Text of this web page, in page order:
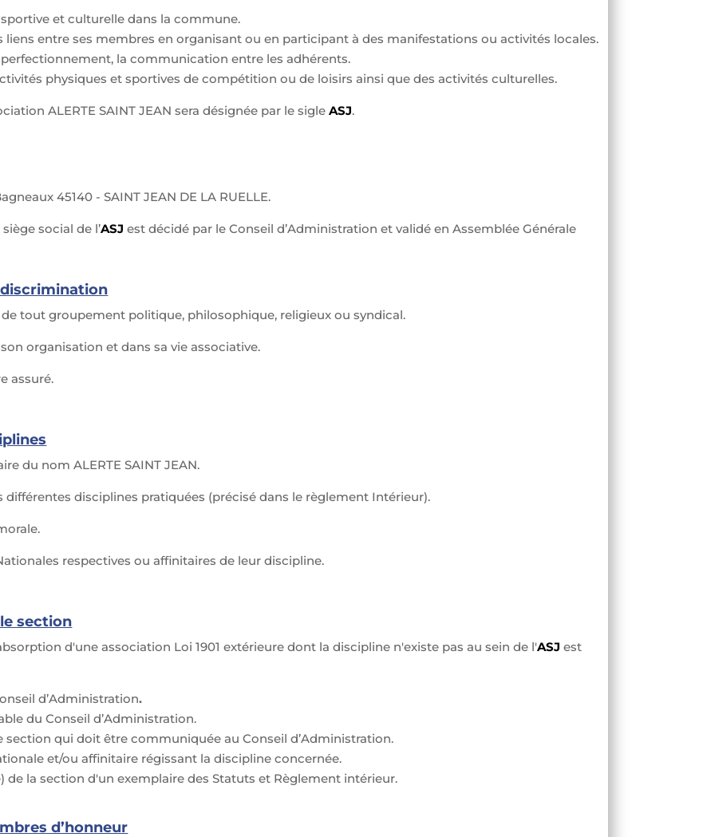
et culturelle dans la commune.
liens entre ses membres en organisant ou en participant à des manifestations ou activités locales.
la communication entre les adhérents.
physiques et sportives de compétition ou de loisirs ainsi que des activités culturelles.
ALERTE SAINT JEAN sera désignée par le sigleASJ.
45140 - SAINT JEAN DE LA RUELLE.
social de l’ASJest décidé par le Conseil d’Administration et validé en Assemblée Générale
tout groupement politique, philosophique, religieux ou syndical.
organisation et dans sa vie associative.
assuré.
du nom ALERTE SAINT JEAN.
disciplines pratiquées (précisé dans le règlement Intérieur).
respectives ou affinitaires de leur discipline.
section
d'une association Loi 1901 extérieure dont la discipline n'existe pas au sein de l'ASJest
d’Administration.
du Conseil d’Administration.
qui doit être communiquée au Conseil d’Administration.
et/ou affinitaire régissant la discipline concernée.
de la section d'un exemplaire des Statuts et Règlement intérieur.
d’honneur